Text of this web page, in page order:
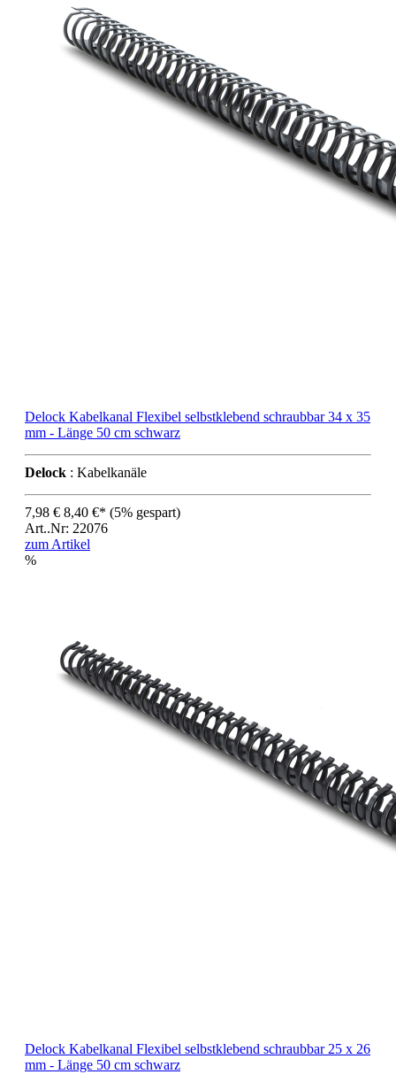
Delock Kabelkanal Flexibel selbstklebend schraubbar 34 x 35
mm - Länge 50 cm schwarz
Delock : Kabelkanäle
7,98 € 8,40 €* (5% gespart)
Art..Nr: 22076
zum Artikel
%
Delock Kabelkanal Flexibel selbstklebend schraubbar 25 x 26
mm - Länge 50 cm schwarz